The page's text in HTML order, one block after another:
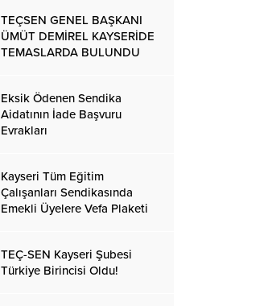
TEÇSEN GENEL BAŞKANI
ÜMÜT DEMİREL KAYSERİDE
TEMASLARDA BULUNDU
Eksik Ödenen Sendika
Aidatının İade Başvuru
Evrakları
Kayseri Tüm Eğitim
Çalışanları Sendikasında
Emekli Üyelere Vefa Plaketi
TEÇ-SEN Kayseri Şubesi
Türkiye Birincisi Oldu!